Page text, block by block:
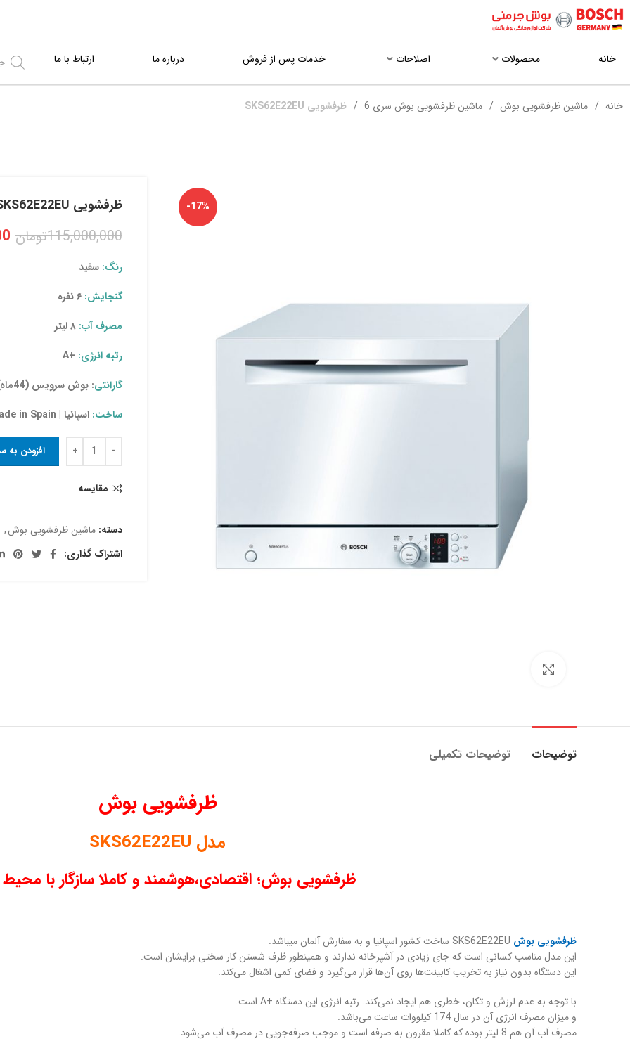
خانه محصولات اصلاحات خدمات پس از فروش درباره ما ارتباط با ما
خانه ماشین ظرفشویی بوش ماشین ظرفشویی بوش سری 6 ظرفشویی SKS62E22EU
-17% ظرفشویی SKS62E22EU
115,000,000تومان
رنگ: سفید
گنجایش:
مصرف آب:
رتبه انرژی: +A
گارانتی: بوش سرویس (44ماه)
ساخت: اسپانیا | Made in Spain
افزودن به
مقایسه
دسته: ماشین ظرفشویی بوش,
اشتراک گذاری:
توضیحات توضیحات تکمیلی
ظرفشویی بوش
مدل SKS62E22EU
ظرفشویی بوش؛ اقتصادی،هوشمند و کاملا سازگار با
ظرفشویی بوش SKS62E22EU ساخت کشور اسپانیا و به سفارش آلمان میباشد.
این مدل مناسب کسانی است که جای زیادی در آشپزخانه ندارند و همینطور ظرف شستن کار سختی برایشان است.
این دستگاه بدون نیاز به تخریب کابینت‌ها روی آن‌ها قرار می‌گیرد و فضای کمی اشغال می‌کند.
با توجه به عدم لرزش و تکان، خطری هم ایجاد نمی‌کند. رتبه انرژی این دستگاه +A است.
و میزان مصرف انرژی آن در سال 174 کیلووات ساعت می‌باشد.
مصرف آب آن هم 8 لیتر بوده که کاملا مقرون به صرفه است و موجب صرفه‌جویی در مصرف آب می‌شود.